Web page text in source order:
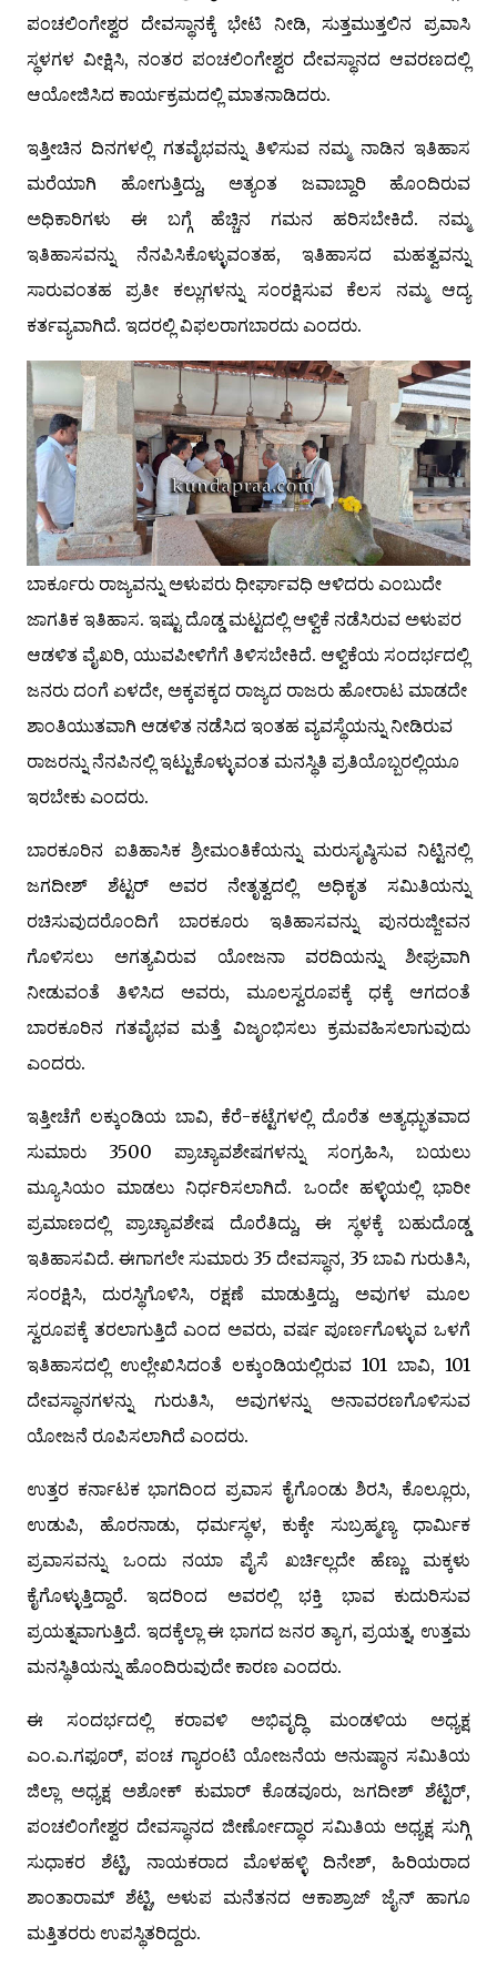
ಪಂಚಲಿಂಗೇಶ್ವರ ದೇವಸ್ಥಾನಕ್ಕೆ ಭೇಟಿ ನೀಡಿ, ಸುತ್ತಮುತ್ತಲಿನ ಪ್ರವಾಸಿ
ಸ್ಥಳಗಳ ವೀಕ್ಷಿಸಿ, ನಂತರ ಪಂಚಲಿಂಗೇಶ್ವರ ದೇವಸ್ಥಾನದ ಆವರಣದಲ್ಲಿ
ಆಯೋಜಿಸಿದ ಕಾರ್ಯಕ್ರಮದಲ್ಲಿ ಮಾತನಾಡಿದರು.
ಇತ್ತೀಚಿನ ದಿನಗಳಲ್ಲಿ ಗತವೈಭವನ್ನು ತಿಳಿಸುವ ನಮ್ಮ ನಾಡಿನ ಇತಿಹಾಸ
ಮರೆಯಾಗಿ ಹೋಗುತ್ತಿದ್ದು, ಅತ್ಯಂತ ಜವಾಬ್ದಾರಿ ಹೊಂದಿರುವ
ಅಧಿಕಾರಿಗಳು ಈ ಬಗ್ಗೆ ಹೆಚ್ಚಿನ ಗಮನ ಹರಿಸಬೇಕಿದೆ. ನಮ್ಮ
ಇತಿಹಾಸವನ್ನು ನೆನಪಿಸಿಕೊಳ್ಳುವಂತಹ, ಇತಿಹಾಸದ ಮಹತ್ವವನ್ನು
ಸಾರುವಂತಹ ಪ್ರತೀ ಕಲ್ಲುಗಳನ್ನು ಸಂರಕ್ಷಿಸುವ ಕೆಲಸ ನಮ್ಮ ಆದ್ಯ
ಕರ್ತವ್ಯವಾಗಿದೆ. ಇದರಲ್ಲಿ ವಿಫಲರಾಗಬಾರದು ಎಂದರು.
ಬಾರ್ಕೂರು ರಾಜ್ಯವನ್ನು ಅಳುಪರು ಧೀರ್ಘಾವಧಿ ಆಳಿದರು ಎಂಬುದೇ
ಜಾಗತಿಕ ಇತಿಹಾಸ. ಇಷ್ಟು ದೊಡ್ಡ ಮಟ್ಟದಲ್ಲಿ ಆಳ್ವಿಕೆ ನಡೆಸಿರುವ ಅಳುಪರ
ಆಡಳಿತ ವೈಖರಿ, ಯುವಪೀಳಿಗೆಗೆ ತಿಳಿಸಬೇಕಿದೆ. ಆಳ್ವಿಕೆಯ ಸಂದರ್ಭದಲ್ಲಿ
ಜನರು ದಂಗೆ ಏಳದೇ, ಅಕ್ಕಪಕ್ಕದ ರಾಜ್ಯದ ರಾಜರು ಹೋರಾಟ ಮಾಡದೇ
ಶಾಂತಿಯುತವಾಗಿ ಆಡಳಿತ ನಡೆಸಿದ ಇಂತಹ ವ್ಯವಸ್ಥೆಯನ್ನು ನೀಡಿರುವ
ರಾಜರನ್ನು ನೆನಪಿನಲ್ಲಿ ಇಟ್ಟುಕೊಳ್ಳುವಂತ ಮನಸ್ಥಿತಿ ಪ್ರತಿಯೊಬ್ಬರಲ್ಲಿಯೂ
ಇರಬೇಕು ಎಂದರು.
ಬಾರಕೂರಿನ ಐತಿಹಾಸಿಕ ಶ್ರೀಮಂತಿಕೆಯನ್ನು ಮರುಸೃಷ್ಠಿಸುವ ನಿಟ್ಟಿನಲ್ಲಿ
ಜಗದೀಶ್ ಶೆಟ್ಟರ್ ಅವರ ನೇತೃತ್ವದಲ್ಲಿ ಅಧಿಕೃತ ಸಮಿತಿಯನ್ನು
ರಚಿಸುವುದರೊಂದಿಗೆ ಬಾರಕೂರು ಇತಿಹಾಸವನ್ನು ಪುನರುಜ್ಜೀವನ
ಗೊಳಿಸಲು ಅಗತ್ಯವಿರುವ ಯೋಜನಾ ವರದಿಯನ್ನು ಶೀಘ್ರವಾಗಿ
ನೀಡುವಂತೆ ತಿಳಿಸಿದ ಅವರು, ಮೂಲಸ್ವರೂಪಕ್ಕೆ ಧಕ್ಕೆ ಆಗದಂತೆ
ಬಾರಕೂರಿನ ಗತವೈಭವ ಮತ್ತೆ ವಿಜೃಂಭಿಸಲು ಕ್ರಮವಹಿಸಲಾಗುವುದು
ಎಂದರು.
ಇತ್ತೀಚೆಗೆ ಲಕ್ಕುಂಡಿಯ ಬಾವಿ, ಕೆರೆ-ಕಟ್ಟೆಗಳಲ್ಲಿ ದೊರೆತ ಅತ್ಯಧ್ಭುತವಾದ
ಸುಮಾರು 3500 ಪ್ರಾಚ್ಯಾವಶೇಷಗಳನ್ನು ಸಂಗ್ರಹಿಸಿ, ಬಯಲು
ಮ್ಯೂಸಿಯಂ ಮಾಡಲು ನಿರ್ಧರಿಸಲಾಗಿದೆ. ಒಂದೇ ಹಳ್ಳಿಯಲ್ಲಿ ಭಾರೀ
ಪ್ರಮಾಣದಲ್ಲಿ ಪ್ರಾಚ್ಯಾವಶೇಷ ದೊರೆತಿದ್ದು, ಈ ಸ್ಥಳಕ್ಕೆ ಬಹುದೊಡ್ಡ
ಇತಿಹಾಸವಿದೆ. ಈಗಾಗಲೇ ಸುಮಾರು 35 ದೇವಸ್ಥಾನ, 35 ಬಾವಿ ಗುರುತಿಸಿ,
ಸಂರಕ್ಷಿಸಿ, ದುರಸ್ಥಿಗೊಳಿಸಿ, ರಕ್ಷಣೆ ಮಾಡುತ್ತಿದ್ದು, ಅವುಗಳ ಮೂಲ
ಸ್ವರೂಪಕ್ಕೆ ತರಲಾಗುತ್ತಿದೆ ಎಂದ ಅವರು, ವರ್ಷ ಪೂರ್ಣಗೊಳ್ಳುವ ಒಳಗೆ
ಇತಿಹಾಸದಲ್ಲಿ ಉಲ್ಲೇಖಿಸಿದಂತೆ ಲಕ್ಕುಂಡಿಯಲ್ಲಿರುವ 101 ಬಾವಿ, 101
ದೇವಸ್ಥಾನಗಳನ್ನು ಗುರುತಿಸಿ, ಅವುಗಳನ್ನು ಅನಾವರಣಗೊಳಿಸುವ
ಯೋಜನೆ ರೂಪಿಸಲಾಗಿದೆ ಎಂದರು.
ಉತ್ತರ ಕರ್ನಾಟಕ ಭಾಗದಿಂದ ಪ್ರವಾಸ ಕೈಗೊಂಡು ಶಿರಸಿ, ಕೊಲ್ಲೂರು,
ಉಡುಪಿ, ಹೊರನಾಡು, ಧರ್ಮಸ್ಥಳ, ಕುಕ್ಕೇ ಸುಬ್ರಹ್ಮಣ್ಯ ಧಾರ್ಮಿಕ
ಪ್ರವಾಸವನ್ನು ಒಂದು ನಯಾ ಪೈಸೆ ಖರ್ಚಿಲ್ಲದೇ ಹೆಣ್ಣು ಮಕ್ಕಳು
ಕೈಗೊಳ್ಳುತ್ತಿದ್ದಾರೆ. ಇದರಿಂದ ಅವರಲ್ಲಿ ಭಕ್ತಿ ಭಾವ ಕುದುರಿಸುವ
ಪ್ರಯತ್ನವಾಗುತ್ತಿದೆ. ಇದಕ್ಕೆಲ್ಲಾ ಈ ಭಾಗದ ಜನರ ತ್ಯಾಗ, ಪ್ರಯತ್ನ, ಉತ್ತಮ
ಮನಸ್ಥಿತಿಯನ್ನು ಹೊಂದಿರುವುದೇ ಕಾರಣ ಎಂದರು.
ಈ ಸಂದರ್ಭದಲ್ಲಿ ಕರಾವಳಿ ಅಭಿವೃದ್ಧಿ ಮಂಡಳಿಯ ಅಧ್ಯಕ್ಷ
ಎಂ.ಎ.ಗಫೂರ್, ಪಂಚ ಗ್ಯಾರಂಟಿ ಯೋಜನೆಯ ಅನುಷ್ಠಾನ ಸಮಿತಿಯ
ಜಿಲ್ಲಾ ಅಧ್ಯಕ್ಷ ಅಶೋಕ್ ಕುಮಾರ್ ಕೊಡವೂರು, ಜಗದೀಶ್ ಶೆಟ್ಟಿರ್,
ಪಂಚಲಿಂಗೇಶ್ವರ ದೇವಸ್ಥಾನದ ಜೀರ್ಣೋದ್ಧಾರ ಸಮಿತಿಯ ಅಧ್ಯಕ್ಷ ಸುಗ್ಗಿ
ಸುಧಾಕರ ಶೆಟ್ಟಿ, ನಾಯಕರಾದ ಮೊಳಹಳ್ಳಿ ದಿನೇಶ್, ಹಿರಿಯರಾದ
ಶಾಂತಾರಾಮ್ ಶೆಟ್ಟಿ, ಅಳುಪ ಮನೆತನದ ಆಕಾಶ್ರಾಜ್ ಜೈನ್ ಹಾಗೂ
ಮತ್ತಿತರರು ಉಪಸ್ಥಿತರಿದ್ದರು.